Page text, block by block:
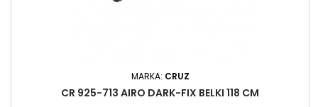
MARKA: CRUZ
CR 925-713 AIRO DARK-FIX BELKI 118 CM